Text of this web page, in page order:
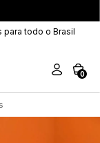
para todo o Brasil
0